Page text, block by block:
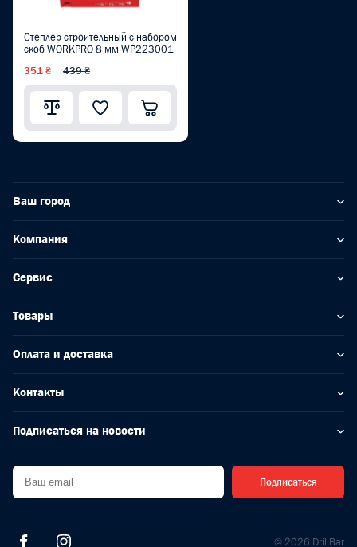
Степлер строительный с набором
скоб WORKPRO 8 мм WP223001
351 ₴ 439 ₴
Ваш город
Компания
Сервис
Товары
Оплата и доставка
Контакты
Подписаться на новости
Подписаться
© 2026 DrillBar